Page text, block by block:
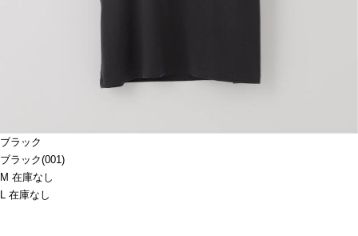
ブラック
ブラック(001)
M 在庫なし
L 在庫なし